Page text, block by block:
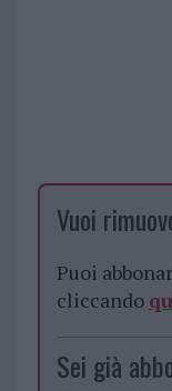
Vuoi
Puoi
cliccando
Sei già